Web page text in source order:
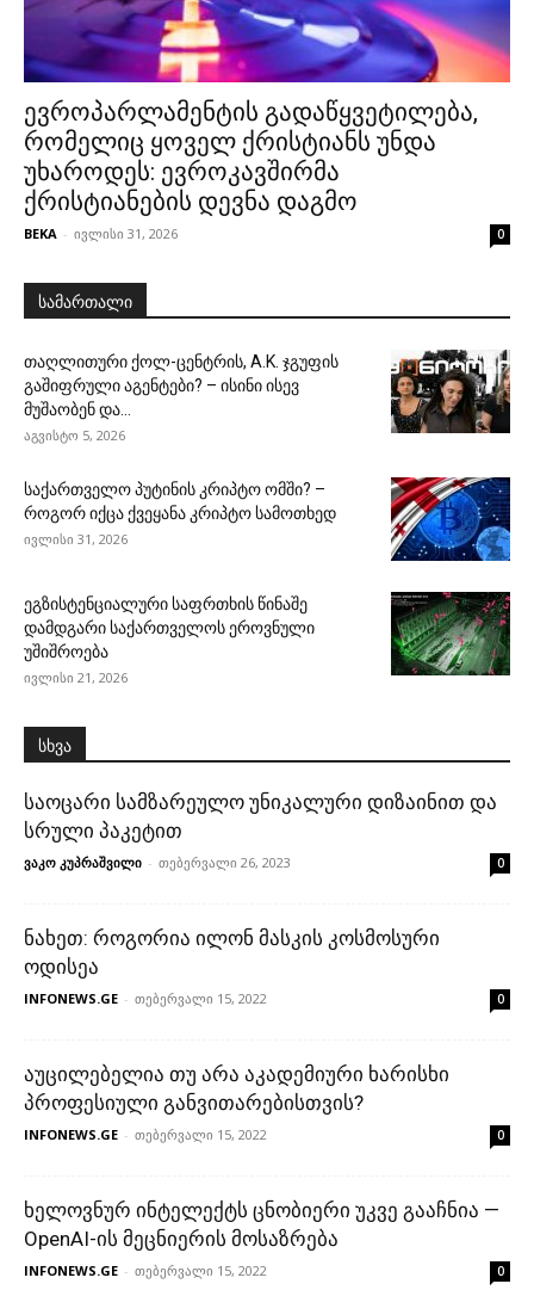
ევროპარლამენტის გადაწყვეტილება,
რომელიც ყოველ ქრისტიანს უნდა
უხაროდეს: ევროკავშირმა
ქრისტიანების დევნა დაგმო
BEKA - ივლისი 31, 2026 0
სამართალი
თაღლითური ქოლ-ცენტრის, A.K. ჯგუფის
გაშიფრული აგენტები? – ისინი ისევ
მუშაობენ და...
აგვისტო 5, 2026
საქართველო პუტინის კრიპტო ომში? –
როგორ იქცა ქვეყანა კრიპტო სამოთხედ
ივლისი 31, 2026
ეგზისტენციალური საფრთხის წინაშე
დამდგარი საქართველოს ეროვნული
უშიშროება
ივლისი 21, 2026
სხვა
საოცარი სამზარეულო უნიკალური დიზაინით და
სრული პაკეტით
ვაკო კუპრაშვილი - თებერვალი 26, 2023 0
ნახეთ: როგორია ილონ მასკის კოსმოსური
ოდისეა
INFONEWS.GE - თებერვალი 15, 2022 0
აუცილებელია თუ არა აკადემიური ხარისხი
პროფესიული განვითარებისთვის?
INFONEWS.GE - თებერვალი 15, 2022 0
ხელოვნურ ინტელექტს ცნობიერი უკვე გააჩნია —
OpenAI-ის მეცნიერის მოსაზრება
INFONEWS.GE - თებერვალი 15, 2022 0